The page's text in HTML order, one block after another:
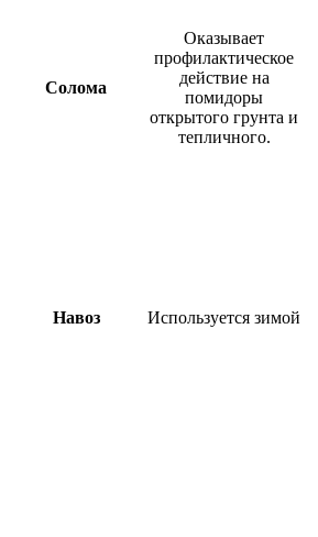
Солома
Оказывает
профилактическое
действие на
помидоры
открытого грунта и
тепличного.
Навоз Используется зимой